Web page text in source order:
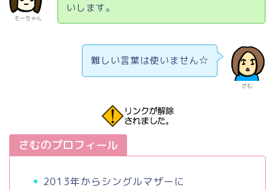
そーちゃん
いします。
さむ
難しい言葉は使いません☆
さむのプロフィール
2013年からシングルマザーに